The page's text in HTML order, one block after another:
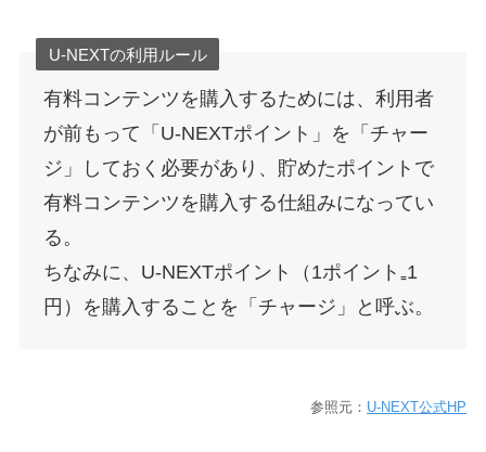
U-NEXTの利用ルール
有料コンテンツを購入するためには、利用者
が前もって「U-NEXTポイント」を「チャー
ジ」しておく必要があり、貯めたポイントで
有料コンテンツを購入する仕組みになってい
る。
ちなみに、U-NEXTポイント（1ポイント₌1
円）を購入することを「チャージ」と呼ぶ。
参照元： U-NEXT公式HP